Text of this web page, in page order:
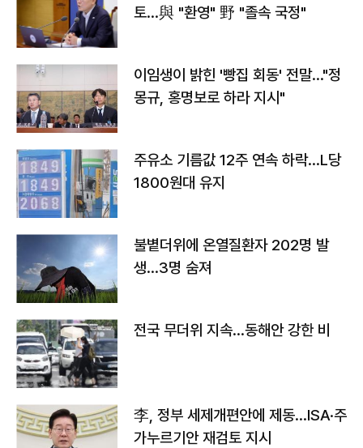
토…與 "환영" 野 "졸속 국정"
이임생이 밝힌 '빵집 회동' 전말…"정
몽규, 홍명보로 하라 지시"
주유소 기름값 12주 연속 하락…L당
1800원대 유지
불볕더위에 온열질환자 202명 발
생…3명 숨져
전국 무더위 지속…동해안 강한 비
李, 정부 세제개편안에 제동…ISA·주
가누르기안 재검토 지시